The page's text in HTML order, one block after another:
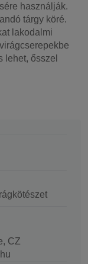
használják.
tárgy köré.
lakodalmi
lehet, ősszel
CZ